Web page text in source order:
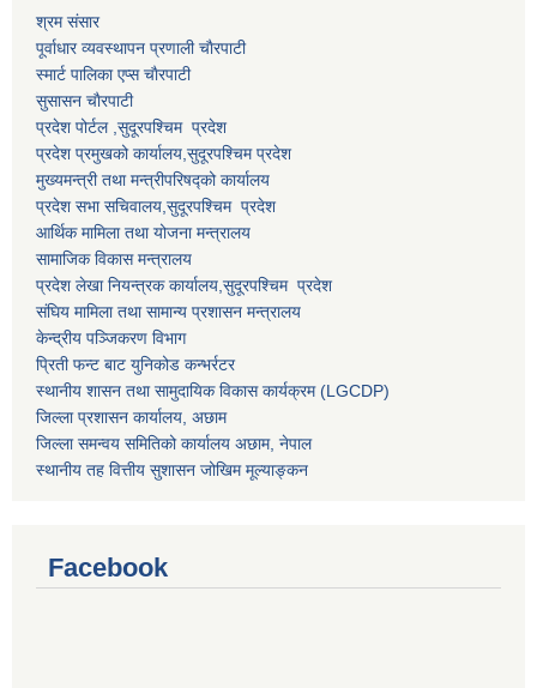
श्रम संसार
पूर्वाधार व्यवस्थापन प्रणाली चाैरपाटी
स्मार्ट पालिका एप्स चाैरपाटी
सुसासन चाैरपाटी
प्रदेश पोर्टल ,सुदूरपश्चिम प्रदेश
प्रदेश प्रमुखको कार्यालय,सुदूरपश्चिमप्रदेश
मुख्यमन्त्री तथा मन्त्रीपरिषद्को कार्यालय
प्रदेश सभा सचिवालय,सुदूरपश्चिम प्रदेश
आर्थिक मामिला तथा योजना मन्त्रालय
सामाजिक विकास मन्त्रालय
प्रदेश लेखा नियन्त्रक कार्यालय,सुदूरपश्चिम प्रदेश
संघिय मामिला तथा सामान्य प्रशासन मन्त्रालय
केन्द्रीय पञ्जिकरण विभाग
प्रिती फन्ट बाट युनिकोड कन्भर्रटर
स्थानीय शासन तथा सामुदायिक विकास कार्यक्रम (LGCDP)
जिल्ला प्रशासन कार्यालय, अछाम
जिल्ला समन्वय समितिको कार्यालय अछाम, नेपाल
स्थानीय तह वित्तीय सुशासन जोखिम मूल्याङ्कन
Facebook